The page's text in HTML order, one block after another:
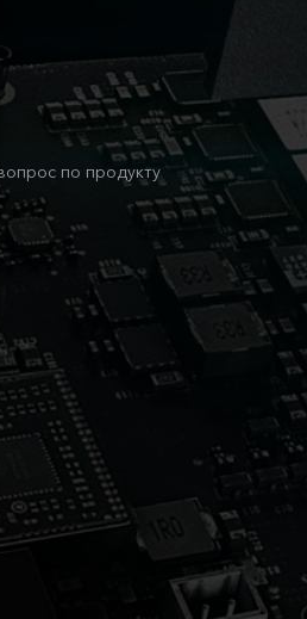
по продукту